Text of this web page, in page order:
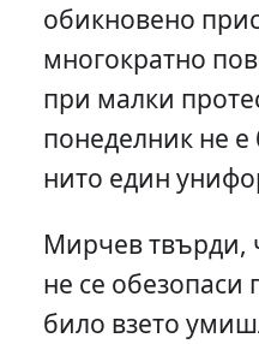
обикновено
многократно
при малки
понеделник не
нито един
Мирчев твърди,
не се
било взето